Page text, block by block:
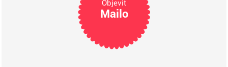
Objevit
Mailo